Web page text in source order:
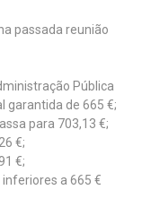
passada reunião
Pública
garantida de 665 €;
para 703,13 €;
€;
€;
a 665 €